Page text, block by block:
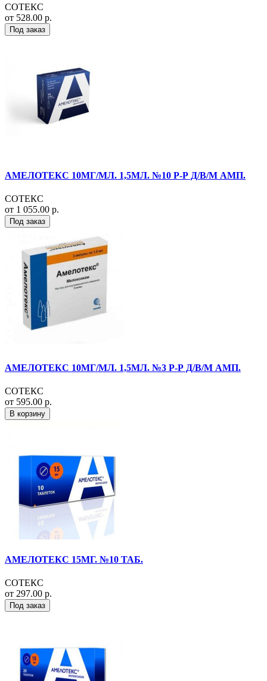
СОТЕКС
от 528.00 р.
Под заказ
АМЕЛОТЕКС 10МГ/МЛ. 1,5МЛ. №10 Р-Р Д/В/М АМП.
СОТЕКС
от 1 055.00 р.
Под заказ
АМЕЛОТЕКС 10МГ/МЛ. 1,5МЛ. №3 Р-Р Д/В/М АМП.
СОТЕКС
от 595.00 р.
В корзину
АМЕЛОТЕКС 15МГ. №10 ТАБ.
СОТЕКС
от 297.00 р.
Под заказ